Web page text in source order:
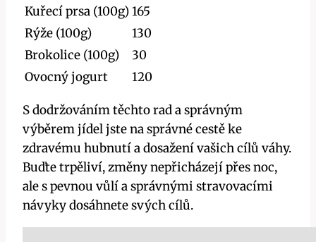
Kuřecí prsa ​(100g)165
Rýže (100g)
130
Brokolice ​(100g)
30
Ovocný⁢ jogurt
120
S ⁢dodržováním těchto rad a​ správným
výběrem⁣ jídel jste na správné cestě ke
zdravému hubnutí⁤ a dosažení vašich cílů váhy.
Buďte trpěliví, změny nepřicházejí přes ​noc,
ale s⁣ pevnou ‌vůlí ⁤a správnými stravovacími​
návyky dosáhnete svých ‍cílů.